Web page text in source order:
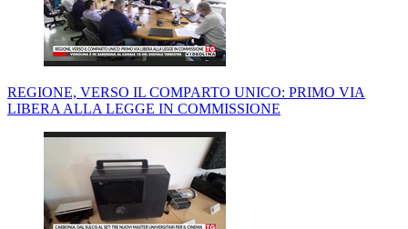
REGIONE, VERSO IL COMPARTO UNICO: PRIMO VIA
LIBERA ALLA LEGGE IN COMMISSIONE